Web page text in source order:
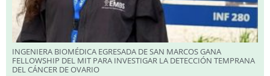
INGENIERA BIOMÉDICA EGRESADA DE SAN MARCOS GANA
FELLOWSHIP DEL MIT PARA INVESTIGAR LA DETECCIÓN TEMPRANA
DEL CÁNCER DE OVARIO